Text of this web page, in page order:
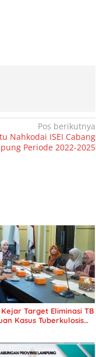
Pos berikutnya
Nahkodai ISEI Cabang
Periode 2022-2025
Target Eliminasi TB
Kasus Tuberkulosis